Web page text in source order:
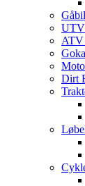
ATV
Dirt